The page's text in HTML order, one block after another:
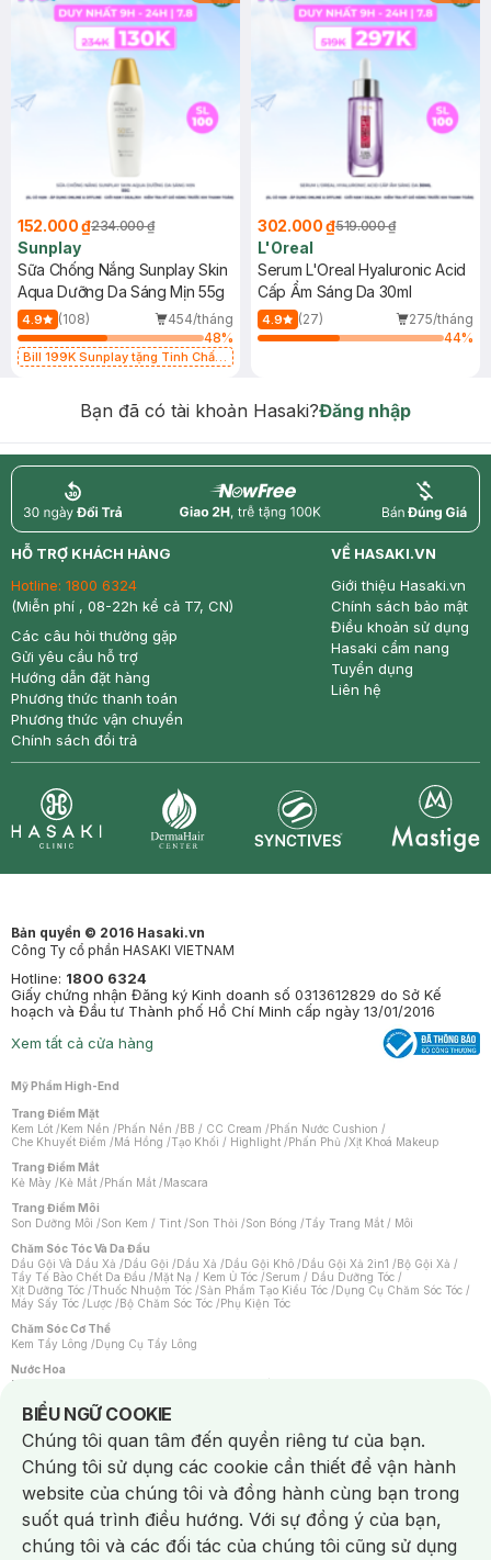
152.000 ₫234.000 ₫
Sunplay
Sữa Chống Nắng Sunplay Skin
Aqua Dưỡng Da Sáng Mịn 55g
4.9 (108)
454/tháng
48%
Bill 199K Sunplay tặng Tinh Chất
302.000 ₫519.000 ₫
L'Oreal
Serum L'Oreal Hyaluronic Acid
Cấp Ẩm Sáng Da 30ml
4.9 (27)
275/tháng
44%
Bạn đã có tài khoản Hasaki?Đăng nhập
return nowfree price
HỖ TRỢ KHÁCH HÀNG
Hotline: 1800 6324
(Miễn phí , 08-22h kể cả T7, CN)
Các câu hỏi thường gặp
Gửi yêu cầu hỗ trợ
Hướng dẫn đặt hàng
Phương thức thanh toán
Phương thức vận chuyển
Chính sách đổi trả
VỀ HASAKI.VN
Giới thiệu Hasaki.vn
Chính sách bảo mật
Điều khoản sử dụng
Hasaki cẩm nang
Tuyển dụng
Liên hệ
Bản quyền © 2016 Hasaki.vn
Công Ty cổ phần HASAKI VIETNAM
Hotline: 1800 6324
Giấy chứng nhận Đăng ký Kinh doanh số 0313612829 do Sở Kế
hoạch và Đầu tư Thành phố Hồ Chí Minh cấp ngày 13/01/2016
Xem tất cả cửa hàng
Mỹ Phẩm High-End
Trang Điểm Mặt
Kem Lót /Kem Nền /Phấn Nền /BB / CC Cream /Phấn Nước Cushion /
Che Khuyết Điểm /Má Hồng /Tạo Khối / Highlight /Phấn Phủ /Xịt Khoá Makeup
Trang Điểm Mắt
Kẻ Mày /Kẻ Mắt /Phấn Mắt /Mascara
Trang Điểm Môi
Son Dưỡng Môi /Son Kem / Tint /Son Thỏi /Son Bóng /Tẩy Trang Mắt / Môi
Chăm Sóc Tóc Và Da Đầu
Dầu Gội Và Dầu Xả /Dầu Gội /Dầu Xả /Dầu Gội Khô /Dầu Gội Xả 2in1 /Bộ Gội Xả /
Tẩy Tế Bào Chết Da Đầu /Mặt Nạ / Kem Ủ Tóc /Serum / Dầu Dưỡng Tóc /
Xịt Dưỡng Tóc /Thuốc Nhuộm Tóc /Sản Phẩm Tạo Kiểu Tóc /Dụng Cụ Chăm Sóc Tóc /
Máy Sấy Tóc /Lược /Bộ Chăm Sóc Tóc /Phụ Kiện Tóc
Chăm Sóc Cơ Thể
Kem Tẩy Lông /Dụng Cụ Tẩy Lông
Nước Hoa
Nước Hoa Nữ
Chăm Sóc Cá Nhân
Chống Muỗi /Khẩu Trang /Máy Massage/Mặt Nạ Xông Hơi /Nước Rửa Tay/
Sản Phẩm Chăm Sóc Khác /Bàn Chải Đánh Răng /Bàn Chải Điện/
Hỗ Trợ Trắng Răng/Kem Đánh Răng /Máy Tăm Nước/ Nước Súc Miệng/
Tăm / Chỉ Nha Khoa/ Xịt Thơm Miệng / Dung Dịch Vệ Sinh/Dưỡng Vùng Kín/
Khăn Ướt Vệ Sinh Vùng Kín/Băng Vệ Sinh/Tampon/Bọt Cạo Râu /Dao Cạo Râu/
Máy Cạo Râu
Vấn Đề Về Da
Da Dầu / Lỗ Chân Lông To/ Da Khô / Mất Nước/ Da Lão Hóa/ Da Mụn/
BIỂU NGỮ COOKIE
Notice about cookies usage
Chúng tôi quan tâm đến quyền riêng tư của bạn.
Chúng tôi sử dụng các cookie cần thiết để vận hành
website của chúng tôi và đồng hành cùng bạn trong
suốt quá trình điều hướng. Với sự đồng ý của bạn,
chúng tôi và các đối tác của chúng tôi cũng sử dụng